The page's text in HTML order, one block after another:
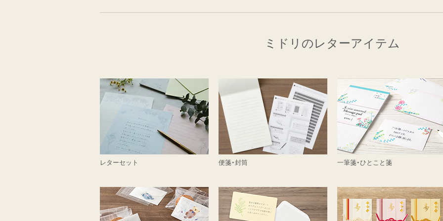
ミドリのレターアイテム
レターセット 便箋・封筒 一筆箋・ひとこと箋